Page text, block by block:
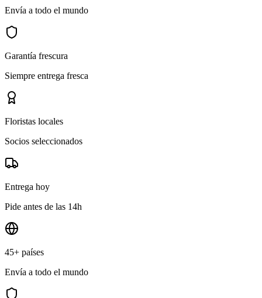
Envía a todo el mundo
Garantía frescura
Siempre entrega fresca
Floristas locales
Socios seleccionados
Entrega hoy
Pide antes de las 14h
45+ países
Envía a todo el mundo